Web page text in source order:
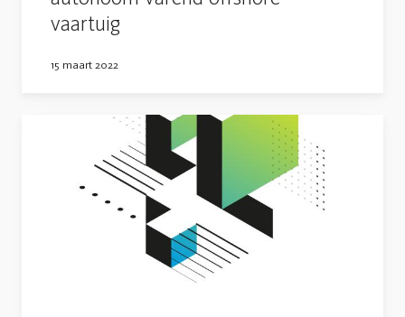
vaartuig
15 maart 2022